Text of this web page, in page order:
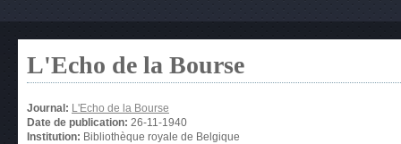
L'Echo de la Bourse
Journal: L'Echo de la Bourse
Date de publication: 26-11-1940
Institution: Bibliothèque royale de Belgique